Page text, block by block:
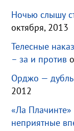
Ночью слышу
октября, 2013
Телесные
– за и против
Орджо —
2012
«Ла
неприятные